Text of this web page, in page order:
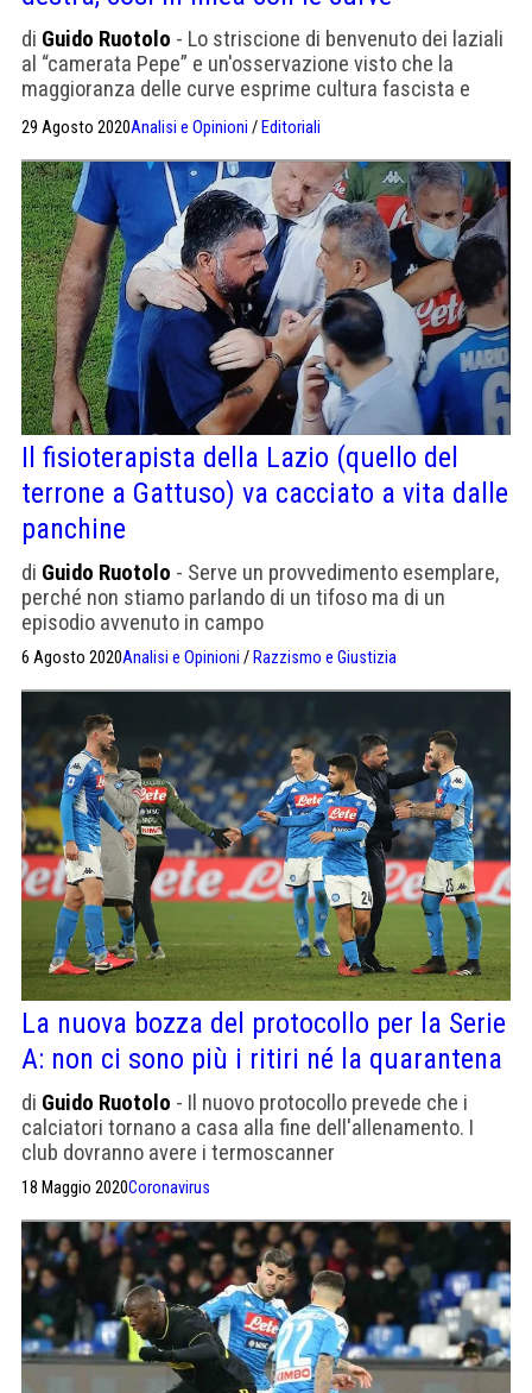
di Guido Ruotolo - Lo striscione di benvenuto dei laziali
al “camerata Pepe” e un'osservazione visto che la
maggioranza delle curve esprime cultura fascista e
29 Agosto 2020Analisi e Opinioni / Editoriali
Il fisioterapista della Lazio (quello del
terrone a Gattuso) va cacciato a vita dalle
panchine
di Guido Ruotolo - Serve un provvedimento esemplare,
perché non stiamo parlando di un tifoso ma di un
episodio avvenuto in campo
6 Agosto 2020Analisi e Opinioni / Razzismo e Giustizia
La nuova bozza del protocollo per la Serie
A: non ci sono più i ritiri né la quarantena
di Guido Ruotolo - Il nuovo protocollo prevede che i
calciatori tornano a casa alla fine dell'allenamento. I
club dovranno avere i termoscanner
18 Maggio 2020Coronavirus